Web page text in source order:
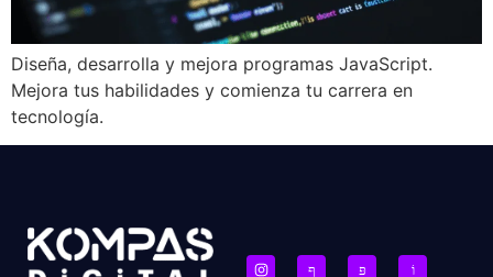
Diseña, desarrolla y mejora programas JavaScript.
Mejora tus habilidades y comienza tu carrera en
tecnología.